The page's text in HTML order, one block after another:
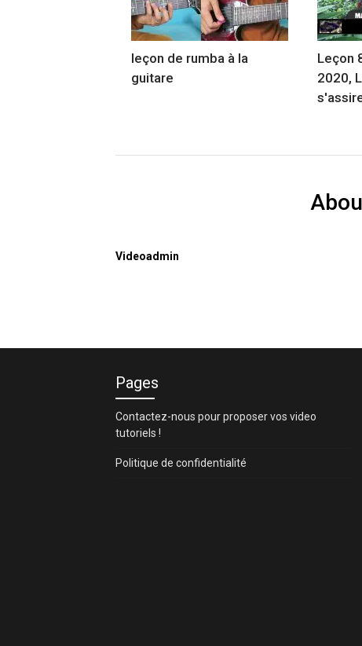
leçon de rumba à la
guitare
Leçon
2020,
Videoadmin
Pages
Contactez-nous pour proposer vos video
tutoriels !
Politique de confidentialité